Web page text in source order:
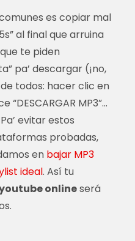
es copiar mal
al final que arruina
te piden
pa’ descargar (¡no,
todos: hacer clic en
MP3”…
evitar estos
probadas,
en bajar MP3
ideal. Así tu
onlineserá